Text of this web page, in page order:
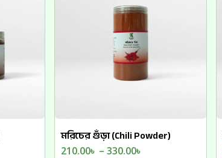
মরিচের গুঁড়া (Chili Powder)
210.00৳ – 330.00৳